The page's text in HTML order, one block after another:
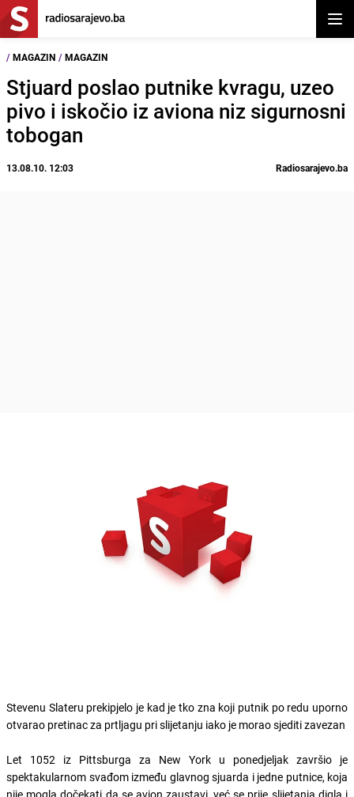
/ MAGAZIN / MAGAZIN
Stjuard poslao putnike kvragu, uzeo
pivo i iskočio iz aviona niz sigurnosni
tobogan
13.08.10. 12:03 Radiosarajevo.ba
Stevenu Slateru prekipjelo je kad je tko zna koji putnik po redu uporno
otvarao pretinac za prtljagu pri slijetanju iako je morao sjediti zavezan
Let 1052 iz Pittsburga za New York u ponedjeljak završio je
spektakularnom svađom između glavnog sjuarda i jedne putnice, koja